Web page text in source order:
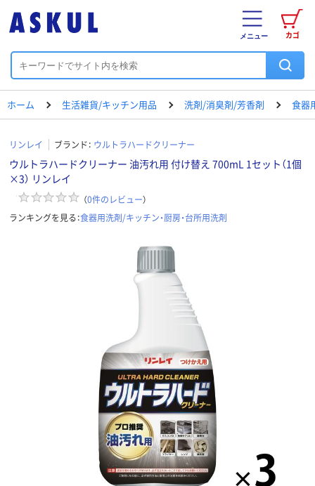
カゴ
メニュー
ホーム 生活雑貨/キッチン用品 洗剤/消臭剤/芳香剤 食器
リンレイ ブランド： ウルトラハードクリーナー
ウルトラハードクリーナー 油汚れ用 付け替え 700mL 1セット（1個
×3） リンレイ
（0件のレビュー）
ランキングを見る：食器用洗剤/キッチン・厨房・台所用洗剤